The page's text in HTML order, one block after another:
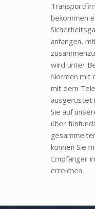
bekommen
anfangen,
wird unter
Normen mit
mit dem
ausgerüstet
Sie auf
über
können Sie
Empfänger
erreichen.